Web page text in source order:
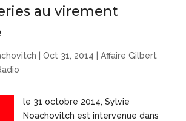
au virement
| Oct 31, 2014 | Affaire Gilbert
le 31 octobre 2014, Sylvie
Noachovitch est intervenue dans